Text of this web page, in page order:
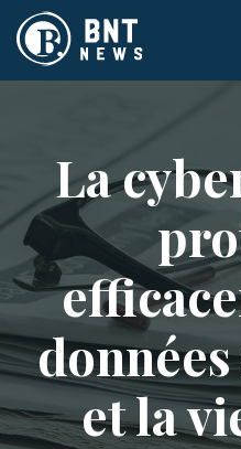
La
et la